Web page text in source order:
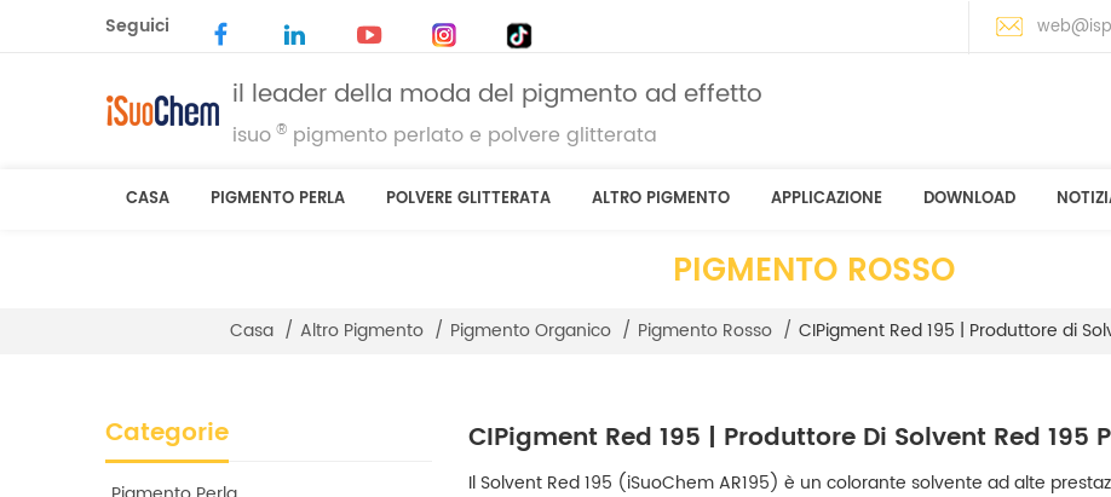
Seguici
il leader della moda del pigmento ad effetto
isuo ® pigmento perlato e polvere glitterata
CASA PIGMENTO PERLA POLVERE GLITTERATA ALTRO PIGMENTO APPLICAZIONE DOWNLOAD
PIGMENTO ROSSO
Casa / Altro Pigmento / Pigmento Organico / Pigmento Rosso / CIPigment Red 195 | Produttore di
CIPigment Red 195 | Produttore Di Solvent Red 195
Il Solvent Red 195 (iSuoChem AR195) è un colorante solvente ad alte
Categorie